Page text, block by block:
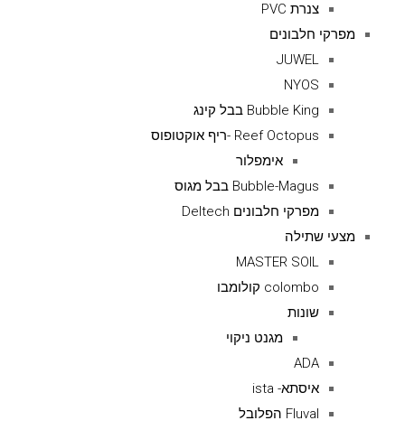
צנרת PVC
מפרקי חלבונים
JUWEL
NYOS
Bubble King בבל קינג
Reef Octopus -ריף אוקטופוס
אימפלור
Bubble-Magus בבל מגוס
מפרקי חלבונים Deltech
מצעי שתילה
MASTER SOIL
colombo קולומבו
שונות
מגנט ניקוי
ADA
איסתא- ista
Fluval הפלובל